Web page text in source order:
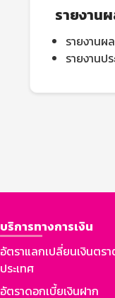
รายงาน
รายงานผ
รายงานป
บริการทางการเงิน
อัตราแลกเปลี่ยนเงินตรา
ประเทศ
อัตราดอกเบี้ยเงินฝาก